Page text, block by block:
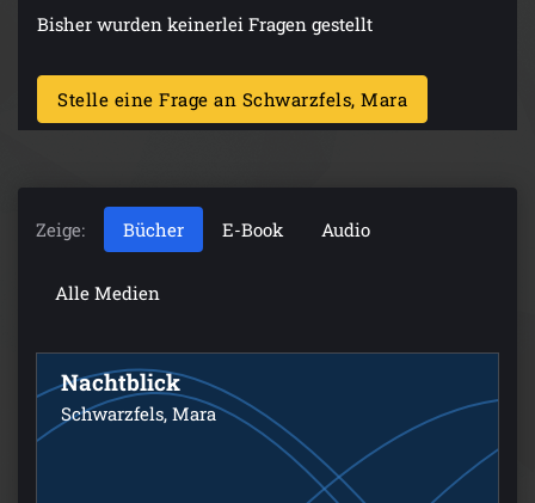
Bisher wurden keinerlei Fragen gestellt
Stelle eine Frage an Schwarzfels, Mara
Zeige: Bücher E-Book Audio
Alle Medien
Nachtblick
Schwarzfels, Mara